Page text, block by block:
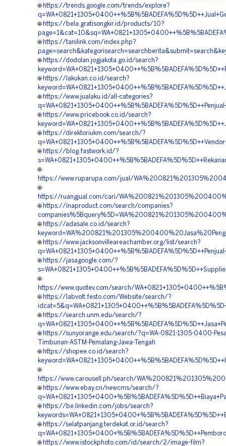
🌐 https://trends.google.com/trends/explore?
🌐 https://bela.gratisongkir.id/products/10?
🌐 https://tanilink.com/index.php?
🌐 https://dodolan.jogjakota.go.id/search?
🌐 https://lakukan.co.id/search?
🌐 https://www.jualaku.id/all-categories?
🌐 https://www.pricebook.co.id/search?
🌐 https://direktoriukm.com/search/?
🌐 https://blog.fastwork.id/?
🌐
https://www.ruparupa.com/jual/
🌐
https://ruangjual.com/cari/
🌐 https://inaproduct.com/search/companies?
🌐 https://adasale.co.id/search?
🌐 https://www.jacksonvilleareachamber.org/list/search?
🌐 https://jasagoogle.com/?
🌐
https://www.quotev.com/search/
🌐 https://labvolt.festo.com/Website/search/?
🌐 https://search.unm.edu/search/?
🌐 https://sunyorange.edu/search/?q=WA-0821-1305-0400-
Timbunan-ASTM-Pemalang-Jawa-Tengah
🌐 https://shopee.co.id/search?
🌐
https://www.carousell.ph/search/
🌐 https://www.ebay.cn/newcms/search/?
🌐 https://be.linkedin.com/jobs/search?
🌐 https://selatpanjang.terdekat.or.id/search?
🌐 https://www.istockphoto.com/id/search/2/image-film?